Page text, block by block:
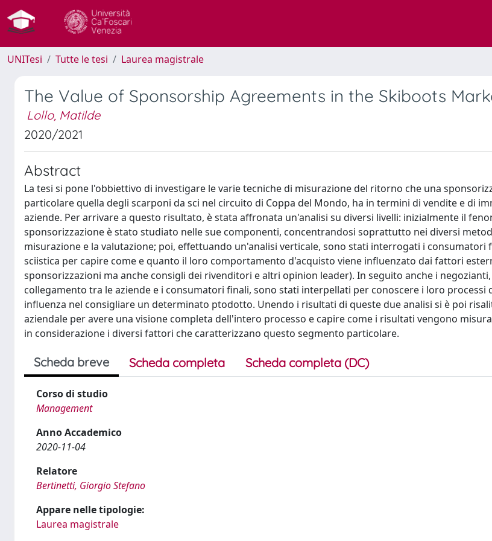
UNITesi Tutte le tesi Laurea magistrale
The Value of Sponsorship Agreements in the Skiboots
Lollo, Matilde
2020/2021
Abstract
La tesi si pone l'obbiettivo di investigare le varie tecniche di misurazione del ritorno che una
particolare quella degli scarponi da sci nel circuito di Coppa del Mondo, ha in termini di vendite e di
aziende. Per arrivare a questo risultato, è stata affronata un'analisi su diversi livelli: inizialmente il
sponsorizzazione è stato studiato nelle sue componenti, concentrandosi soprattutto nei diversi
misurazione e la valutazione; poi, effettuando un'analisi verticale, sono stati interrogati i consumatori
sciistica per capire come e quanto il loro comportamento d'acquisto viene influenzato dai fattori
sponsorizzazioni ma anche consigli dei rivenditori e altri opinion leader). In seguito anche i
collegamento tra le aziende e i consumatori finali, sono stati interpellati per conoscere i loro processi
influenza nel consigliare un determinato ptodotto. Unendo i risultati di queste due analisi si è poi
aziendale per avere una visione completa dell'intero processo e capire come i risultati vengono
in considerazione i diversi fattori che caratterizzano questo segmento particolare.
Scheda breve Scheda completa Scheda completa (DC)
Corso di studio
Management
Anno Accademico
2020-11-04
Relatore
Bertinetti, Giorgio Stefano
Appare nelle tipologie:
Laurea magistrale